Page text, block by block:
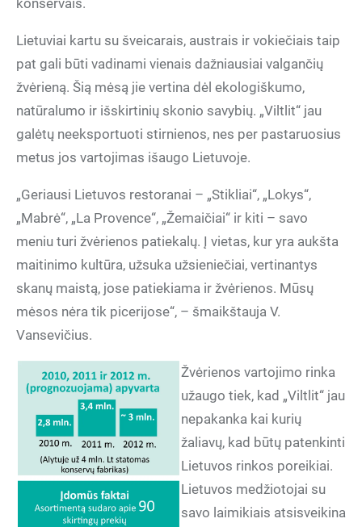
konservais.
Lietuviai kartu su šveicarais, austrais ir vokiečiais taip
pat gali būti vadinami vienais dažniausiai valgančių
žvėrieną. Šią mėsą jie vertina dėl ekologiškumo,
natūralumo ir išskirtinių skonio savybių. „Viltlit“ jau
galėtų neeksportuoti stirnienos, nes per pastaruosius
metus jos vartojimas išaugo Lietuvoje.
„Geriausi Lietuvos restoranai – „Stikliai“, „Lokys“,
„Mabrė“, „La Provence“, „Žemaičiai“ ir kiti – savo
meniu turi žvėrienos patiekalų. Į vietas, kur yra aukšta
maitinimo kultūra, užsuka užsieniečiai, vertinantys
skanų maistą, jose patiekiama ir žvėrienos. Mūsų
mėsos nėra tik picerijose“, – šmaikštauja V.
Vansevičius.
Žvėrienos vartojimo rinka
užaugo tiek, kad „Viltlit“ jau
nepakanka kai kurių
žaliavų, kad būtų patenkinti
Lietuvos rinkos poreikiai.
Lietuvos medžiotojai su
savo laimikiais atsisveikina